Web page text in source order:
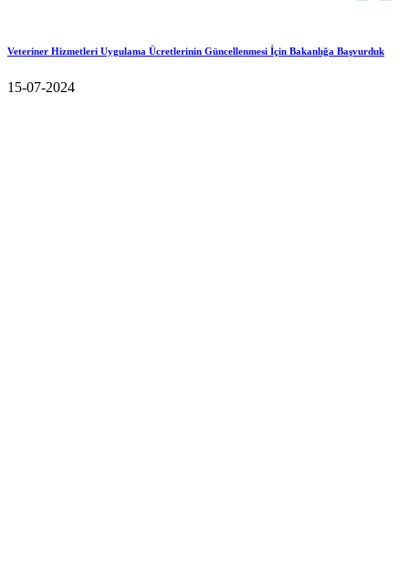
Veteriner Hizmetleri Uygulama Ücretlerinin Güncellenmesi İçin Bakanlığa Başvurduk
15-07-2024